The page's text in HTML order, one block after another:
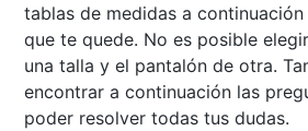
tablas de medidas a
que te quede. No es posible
una talla y el pantalón de otra.
encontrar a continuación las
poder resolver todas tus dudas.